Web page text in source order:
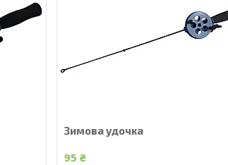
Зимова удочка
95 ₴